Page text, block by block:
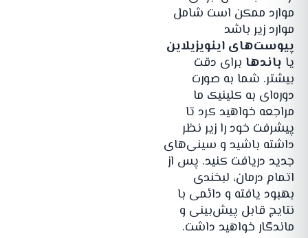
موارد ممکن است شامل
موارد زیر باشد
پیوست‌های اینویزیلاین
یا باندها برای دقت
بیشتر. شما به صورت
دوره‌ای به کلینیک ما
مراجعه خواهید کرد تا
پیشرفت خود را زیر نظر
داشته باشید و سینی‌های
جدید دریافت کنید. پس از
اتمام درمان، لبخندی
بهبود یافته و دائمی با
نتایج قابل پیش‌بینی و
ماندگار خواهید داشت.